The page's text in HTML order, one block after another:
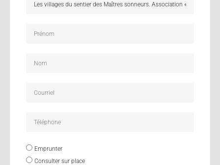
Emprunter
Consulter sur place